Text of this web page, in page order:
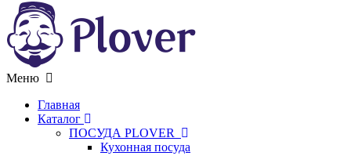
Меню
Главная
Каталог
ПОСУДА PLOVER
Кухонная посуда